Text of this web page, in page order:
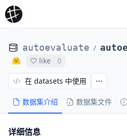
autoevaluate /
like 0
数据集介绍 数据集文件
在 datasets 中使用
详细信息